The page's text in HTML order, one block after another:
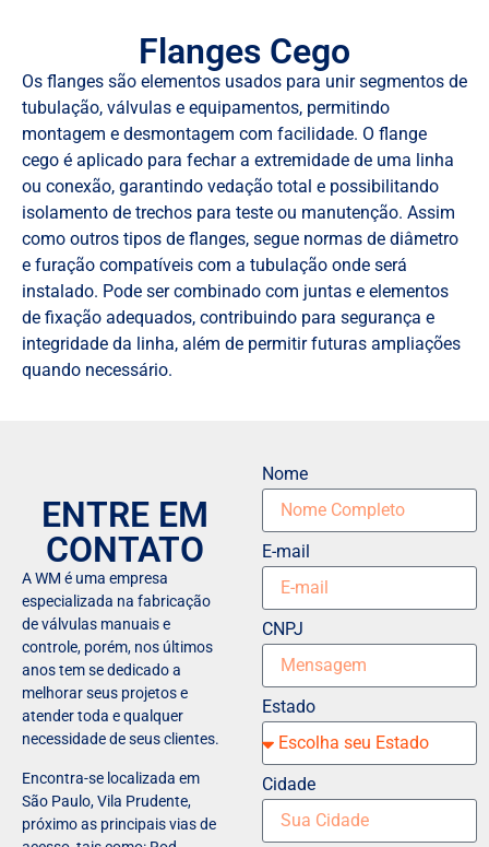
Flanges Cego
Os flanges são elementos usados para unir segmentos de
tubulação, válvulas e equipamentos, permitindo
montagem e desmontagem com facilidade. O flange
cego é aplicado para fechar a extremidade de uma linha
ou conexão, garantindo vedação total e possibilitando
isolamento de trechos para teste ou manutenção. Assim
como outros tipos de flanges, segue normas de diâmetro
e furação compatíveis com a tubulação onde será
instalado. Pode ser combinado com juntas e elementos
de fixação adequados, contribuindo para segurança e
integridade da linha, além de permitir futuras ampliações
quando necessário.
ENTRE EM
CONTATO
A WM é uma empresa
especializada na fabricação
de válvulas manuais e
controle, porém, nos últimos
anos tem se dedicado a
melhorar seus projetos e
atender toda e qualquer
necessidade de seus clientes.
Encontra-se localizada em
São Paulo, Vila Prudente,
próximo as principais vias de
Nome
E-mail
CNPJ
Estado
Cidade